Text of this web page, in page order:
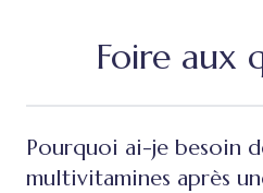
Foire aux
Pourquoi ai-je besoin
multivitamines après